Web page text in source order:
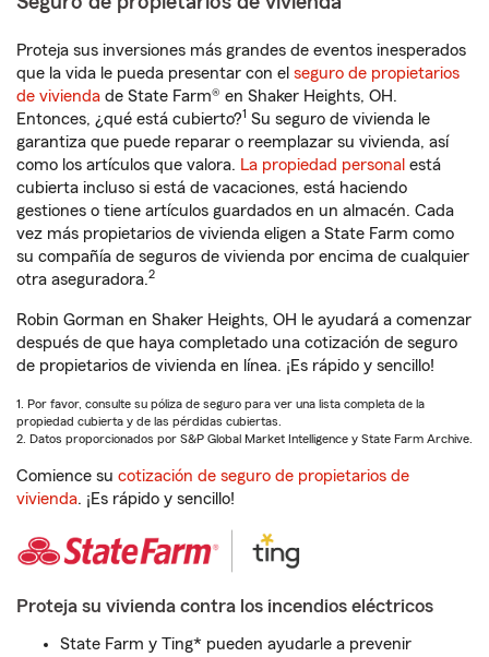
Proteja sus inversiones más grandes de eventos inesperados
que la vida le pueda presentar con el seguro de propietarios
de vivienda de State Farm® en Shaker Heights, OH.
Entonces, ¿qué está cubierto?1 Su seguro de vivienda le
garantiza que puede reparar o reemplazar su vivienda, así
como los artículos que valora. La propiedad personal está
cubierta incluso si está de vacaciones, está haciendo
gestiones o tiene artículos guardados en un almacén. Cada
vez más propietarios de vivienda eligen a State Farm como
su compañía de seguros de vivienda por encima de cualquier
otra aseguradora.2
Robin Gorman en Shaker Heights, OH le ayudará a comenzar
después de que haya completado una cotización de seguro
de propietarios de vivienda en línea. ¡Es rápido y sencillo!
1. Por favor, consulte su póliza de seguro para ver una lista completa de la
propiedad cubierta y de las pérdidas cubiertas.
2. Datos proporcionados por S&P Global Market Intelligence y State Farm Archive.
Comience su cotización de seguro de propietarios de
vivienda. ¡Es rápido y sencillo!
Proteja su vivienda contra los incendios eléctricos
State Farm y Ting* pueden ayudarle a prevenir